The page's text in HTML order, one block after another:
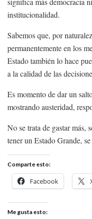
institucionalidad.
Sabemos que, por
permanentemente en los
Estado también lo hace
a la calidad de las
Es momento de dar un
mostrando austeridad,
No se trata de gastar más,
tener un Estado Grande,
Comparte esto:
Facebook
Me gusta esto: